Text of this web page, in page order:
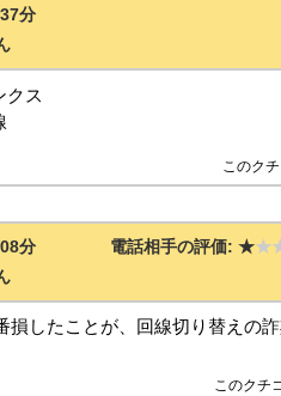
分
クス
このク
分 電話相手の評価: ★
損したことが、回線切り替えの
このクチ